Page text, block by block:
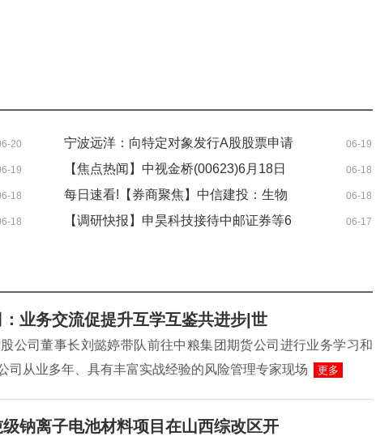
20
宁波远洋：向特定对象发行A股股票申请
获上交所审核通过
06-19
19
【焦点热闻】中视金桥(00623)6月18日
斥资约105.27万港元回购54.1万股
06-18
18
每日速看!【券商聚焦】中信建投：生物
制品板块跟随医药行业整体回调 考虑与
06-18
18
【调研快报】申昊科技接待中邮证券等6
06-17
业务交流促提升互学互鉴共进步|世
公司董事长刘懿婷带队前往中粮集团期货公司进行业务学习和
司从业多年、具有丰富实战经验的风险管理专家现场
更多
钠离子电池材料项目在山西综改区开